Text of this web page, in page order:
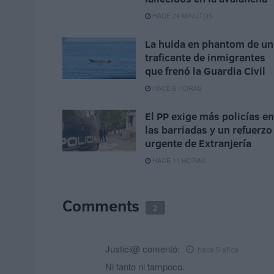
HACE 24 MINUTOS
La huida en phantom de un
traficante de inmigrantes
que frenó la Guardia Civil
HACE 6 HORAS
El PP exige más policías en
las barriadas y un refuerzo
urgente de Extranjería
HACE 11 HORAS
Comments 2
Justici@ comentó: hace 5 años
Ni tanto ni tampoco.